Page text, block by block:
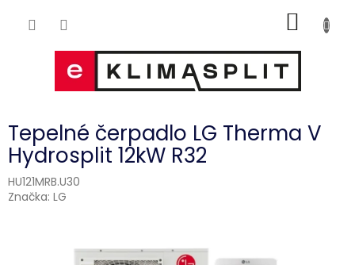
KOŠÍK
Tepelné čerpadlo LG Therma V
Hydrosplit 12kW R32
HU121MRB.U30
Značka: LG